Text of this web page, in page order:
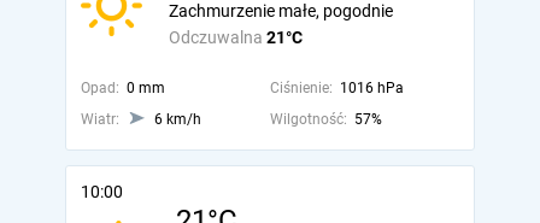
Odczuwalna 21°C
Zachmurzenie małe, pogodnie
Opad: 0 mm Ciśnienie: 1016 hPa
Wiatr:
6 km/h Wilgotność: 57%
10:00